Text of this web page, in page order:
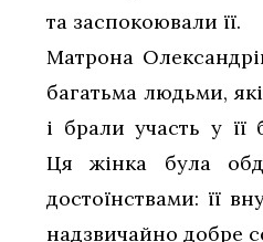
та заспокоювали її.
Матрона
багатьма людьми,
і брали участь у її
Ця жінка була
достоїнствами: її
надзвичайно добре